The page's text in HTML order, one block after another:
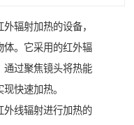
辐射加热的设备，
体。它采用的红外辐
通过聚焦镜头将热能
快速加热。
外线辐射进行加热的